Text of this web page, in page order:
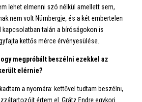
lehet elmenni szó nélkül amellett sem,
nem volt Nürnbergje, és a két embertelen
kapcsolatban talán a bíróságokon is
kettős mérce érvényesülése.
megpróbált beszélni ezekkel az
elérnie?
a nyomára: kettővel tudtam beszélni,
értem el. Grátz Endre egykori